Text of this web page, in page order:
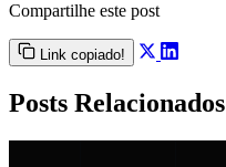
Compartilhe este post
Link copiado!
Posts Relacionados